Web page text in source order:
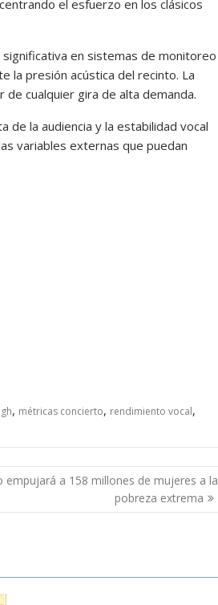
el esfuerzo en los clásicos
significativa en sistemas de monitoreo
la presión acústica del recinto. La
cualquier gira de alta demanda.
de la audiencia y la estabilidad vocal
variables externas que puedan
, métricas concierto, rendimiento vocal,
empujará a 158 millones de mujeres a la
pobreza extrema